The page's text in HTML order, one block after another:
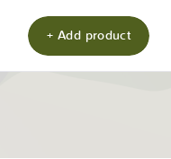
+ Add product